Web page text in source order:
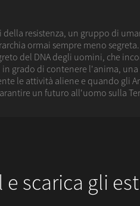
della resistenza, un gruppo di
ormai sempre meno
del DNA degli uomini, che
grado di contenere l'anima,
le attività aliene e quando gli
un futuro all'uomo sulla
e scarica gli